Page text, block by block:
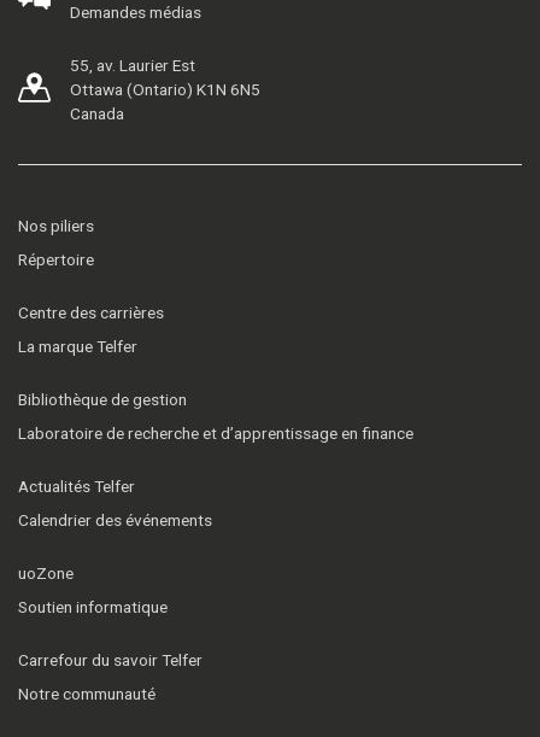
Demandes médias
55, av. Laurier Est
Ottawa (Ontario) K1N 6N5
Canada
Nos piliers
Répertoire
Centre des carrières
La marque Telfer
Bibliothèque de gestion
Laboratoire de recherche et d’apprentissage en finance
Actualités Telfer
Calendrier des événements
uoZone
Soutien informatique
Carrefour du savoir Telfer
Notre communauté